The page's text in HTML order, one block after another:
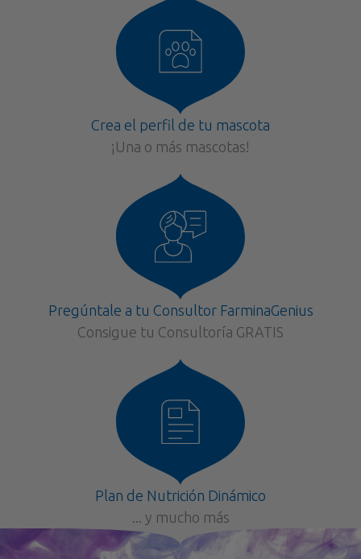
Crea el perfil de tu mascota
¡Una o más mascotas!
Pregúntale a tu Consultor FarminaGenius
Consigue tu Consultoría GRATIS
Plan de Nutrición Dinámico
... y mucho más